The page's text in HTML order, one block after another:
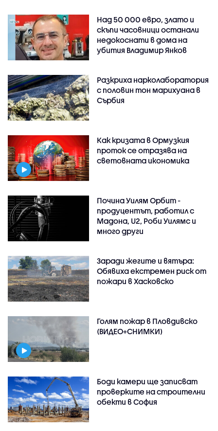
Над 50 000 евро, злато и
скъпи часовници останали
недокоснати в дома на
убития Владимир Янков
Разкриха нарколаборатория
с половин тон марихуана в
Сърбия
Как кризата в Ормузкия
проток се отразява на
световната икономика
Почина Уилям Орбит -
продуцентът, работил с
Мадона, U2, Роби Уилямс и
много други
Заради жегите и вятъра:
Обявиха екстремен риск от
пожари в Хасковско
Голям пожар в Пловдивско
(ВИДЕО+СНИМКИ)
Боди камери ще записват
проверките на строителни
обекти в София